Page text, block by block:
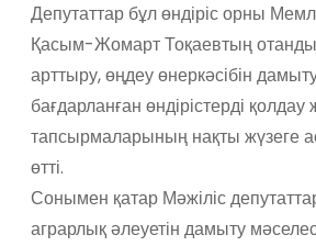
Депутаттар бұл өндіріс орны
Қасым-Жомарт Тоқаевтың
арттыру, өңдеу өнеркәсібін
бағдарланған өндірістерді қолдау
тапсырмаларының нақты жүзеге
өтті.
Сонымен қатар Мәжіліс
аграрлық әлеуетін дамыту